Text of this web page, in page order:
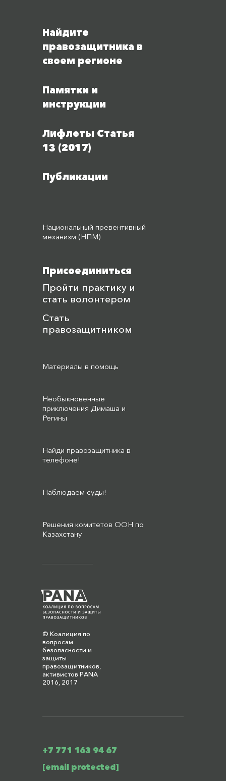
© Коалиция по
вопросам
безопасности и
защиты
правозащитников,
активистов PANA
2016, 2017
Найдите
правозащитника в
своем регионе
Памятки и
инструкции
Лифлеты Статья
13 (2017)
Публикации
Национальный превентивный
механизм (НПМ)
Присоединиться
Пройти практику и
стать волонтером
Стать
правозащитником
Материалы в помощь
Необыкновенные
приключения Димаша и
Регины
Найди правозащитника в
телефоне!
Наблюдаем суды!
Решения комитетов ООН по
Казахстану
+7 771 163 94 67
[email protected]